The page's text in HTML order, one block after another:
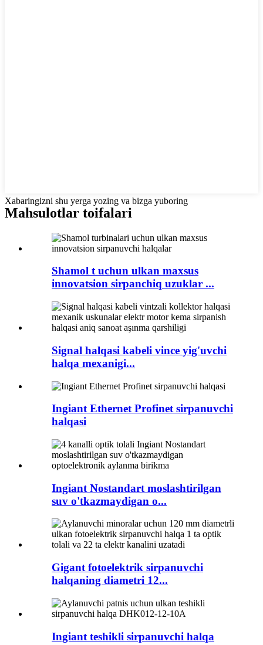
Xabaringizni shu yerga yozing va bizga yuboring
Mahsulotlar toifalari
Shamol t uchun ulkan maxsus
innovatsion sirpanchiq uzuklar ...
Signal halqasi kabeli vince yig'uvchi
halqa mexanigi...
Ingiant Ethernet Profinet sirpanuvchi
halqasi
Ingiant Nostandart moslashtirilgan
suv o'tkazmaydigan o...
Gigant fotoelektrik sirpanuvchi
halqaning diametri 12...
Ingiant teshikli sirpanuvchi halqa